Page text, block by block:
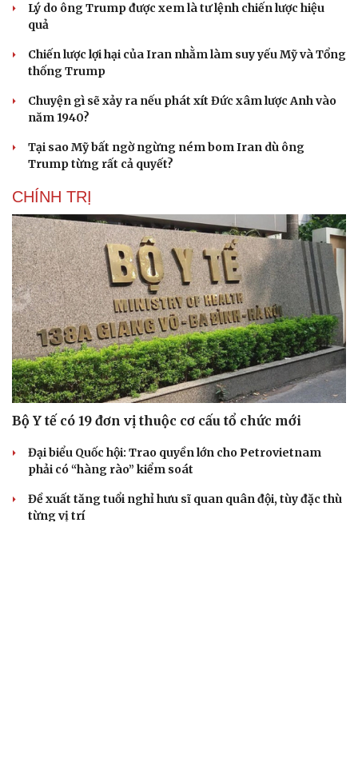
Lý do ông Trump được xem là tư lệnh chiến lược hiệu
quả
Chiến lược lợi hại của Iran nhằm làm suy yếu Mỹ và Tổng
thống Trump
Chuyện gì sẽ xảy ra nếu phát xít Đức xâm lược Anh vào
năm 1940?
Tại sao Mỹ bất ngờ ngừng ném bom Iran dù ông
Trump từng rất cả quyết?
CHÍNH TRỊ
Bộ Y tế có 19 đơn vị thuộc cơ cấu tổ chức mới
Đại biểu Quốc hội: Trao quyền lớn cho Petrovietnam
phải có “hàng rào” kiểm soát
Đề xuất tăng tuổi nghỉ hưu sĩ quan quân đội, tùy đặc thù
từng vị trí